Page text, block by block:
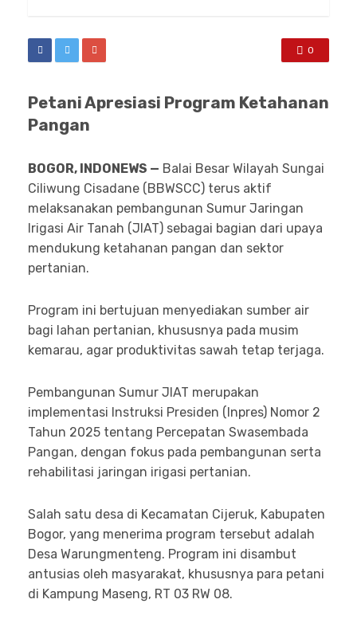
0
Petani Apresiasi Program Ketahanan
Pangan
BOGOR, INDONEWS — Balai Besar Wilayah Sungai
Ciliwung Cisadane (BBWSCC) terus aktif
melaksanakan pembangunan Sumur Jaringan
Irigasi Air Tanah (JIAT) sebagai bagian dari upaya
mendukung ketahanan pangan dan sektor
pertanian.
Program ini bertujuan menyediakan sumber air
bagi lahan pertanian, khususnya pada musim
kemarau, agar produktivitas sawah tetap terjaga.
Pembangunan Sumur JIAT merupakan
implementasi Instruksi Presiden (Inpres) Nomor 2
Tahun 2025 tentang Percepatan Swasembada
Pangan, dengan fokus pada pembangunan serta
rehabilitasi jaringan irigasi pertanian.
Salah satu desa di Kecamatan Cijeruk, Kabupaten
Bogor, yang menerima program tersebut adalah
Desa Warungmenteng. Program ini disambut
antusias oleh masyarakat, khususnya para petani
di Kampung Maseng, RT 03 RW 08.